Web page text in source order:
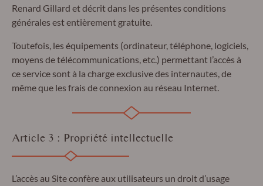
Renard Gillard et décrit dans les présentes conditions
générales est entièrement gratuite.
Toutefois, les équipements (ordinateur, téléphone, logiciels,
moyens de télécommunications, etc.) permettant l’accès à
ce service sont à la charge exclusive des internautes, de
même que les frais de connexion au réseau Internet.
Article 3 : Propriété intellectuelle
L’accès au Site confère aux utilisateurs un droit d’usage